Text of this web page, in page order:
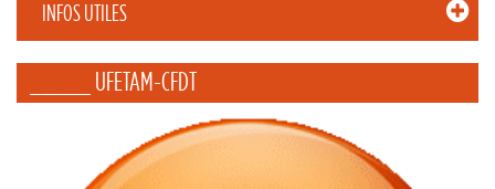
INFOS UTILES
_____ UFETAM-CFDT